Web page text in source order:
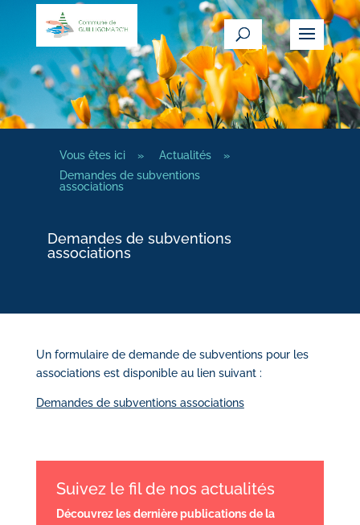
Vous êtes ici » Actualités
»
Demandes de subventions
associations
Demandes de subventions
associations
Un formulaire de demande de subventions pour les
associations est disponible au lien suivant :
Demandes de subventions associations
Suivez le fil de nos actualités
Découvrez les dernière publications de la